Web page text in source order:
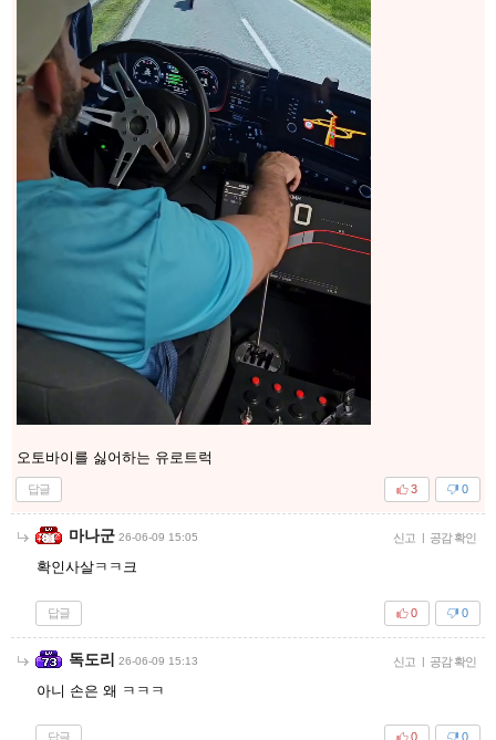
오토바이를 싫어하는 유로트럭
답글 0
3
마나군 26-06-09 15:05 신고 | 공감 확인
확인사살ㅋㅋ크
답글 0
0
독도리 26-06-09 15:13 신고 | 공감 확인
아니 손은 왜 ㅋㅋㅋ
답글 0
0